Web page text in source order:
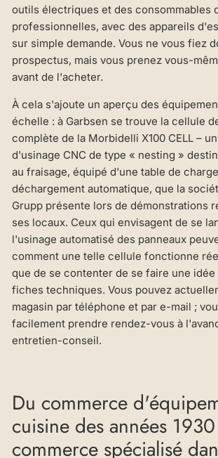
outils électriques et des consommables
professionnelles, avec des appareils
sur simple demande. Vous ne vous fiez
prospectus, mais vous prenez vous-
avant de l'acheter.
À cela s'ajoute un aperçu des
échelle : à Garbsen se trouve la cellule
complète de la Morbidelli X100 CELL –
d'usinage CNC de type « nesting »
au fraisage, équipé d'une table de
déchargement automatique, que la
Grupp présente lors de démonstrations
ses locaux. Ceux qui envisagent de se
l'usinage automatisé des panneaux
comment une telle cellule fonctionne
que de se contenter de se faire une idée
fiches techniques. Vous pouvez
magasin par téléphone et par e-mail ;
facilement prendre rendez-vous à
entretien-conseil.
Du commerce
cuisine des années
commerce spécialisé